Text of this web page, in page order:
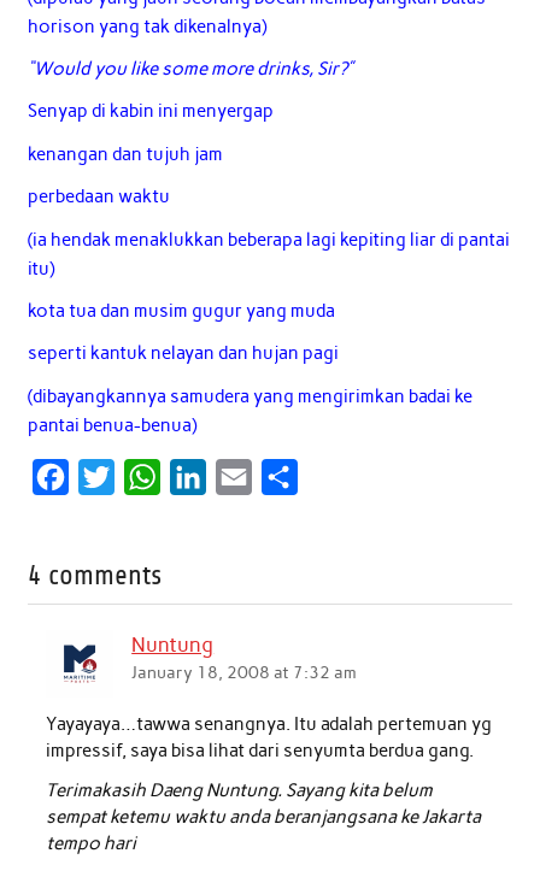
horison yang tak dikenalnya)
“Would you like some more drinks, Sir?”
Senyap di kabin ini menyergap
kenangan dan tujuh jam
perbedaan waktu
(ia hendak menaklukkan beberapa lagi kepiting liar di pantai
itu)
kota tua dan musim gugur yang muda
seperti kantuk nelayan dan hujan pagi
(dibayangkannya samudera yang mengirimkan badai ke
pantai benua-benua)
e
o
k
t
W
t
A
p
d
n
4 comments
Nuntung
January 18, 2008 at 7:32 am
Yayayaya…tawwa senangnya. Itu adalah pertemuan yg
impressif, saya bisa lihat dari senyumta berdua gang.
Terimakasih Daeng Nuntung. Sayang kita belum
sempat ketemu waktu anda beranjangsana ke Jakarta
tempo hari